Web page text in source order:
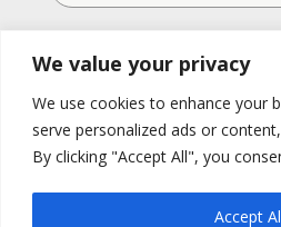
We value your privacy
We use cookies to enhance your
serve personalized ads or
By clicking "Accept All", you
Accept